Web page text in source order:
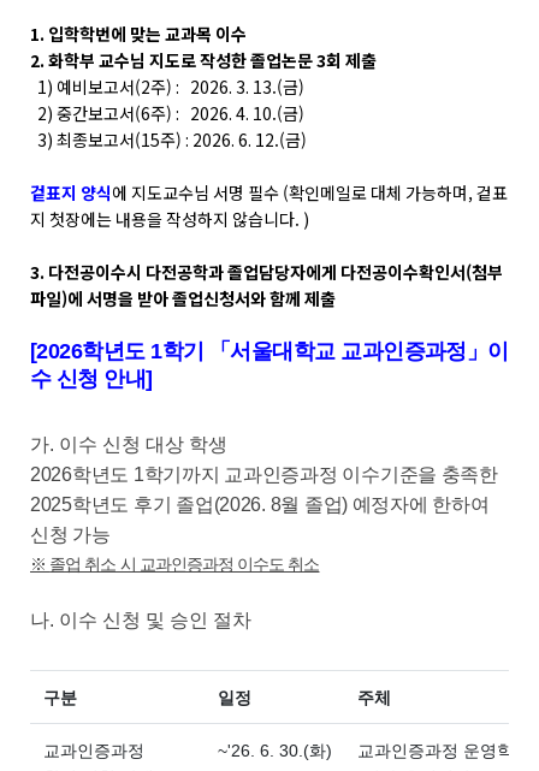
1. 입학학번에 맞는 교과목 이수
2. 화학부 교수님 지도로 작성한 졸업논문 3회 제출
1) 예비보고서(2주) : 2026. 3. 13.(금)
2) 중간보고서(6주) : 2026. 4. 10.(금)
3) 최종보고서(15주) : 2026. 6. 12.(금)
겉표지 양식에 지도교수님 서명 필수 (확인메일로 대체 가능하며, 겉표
지 첫장에는 내용을 작성하지 않습니다. )
3. 다전공이수시 다전공학과 졸업담당자에게 다전공이수확인서(첨부
파일)에 서명을 받아 졸업신청서와 함께 제출
[2026학년도 1학기 「서울대학교 교과인증과정」이
수 신청 안내]
가. 이수 신청 대상 학생
2026학년도 1
학기까지 교과인증과정 이수기준을 충족한
2025학년도 후기 졸업(2026. 8월 졸업) 예정자에 한하여
신청 가능
※ 졸업 취소 시 교과인증과정 이수도 취소
나. 이수 신청 및 승인 절차
구분 일정 주체
교과인증과정
~'26. 6. 30.(화)
교과인증과정 운영학부